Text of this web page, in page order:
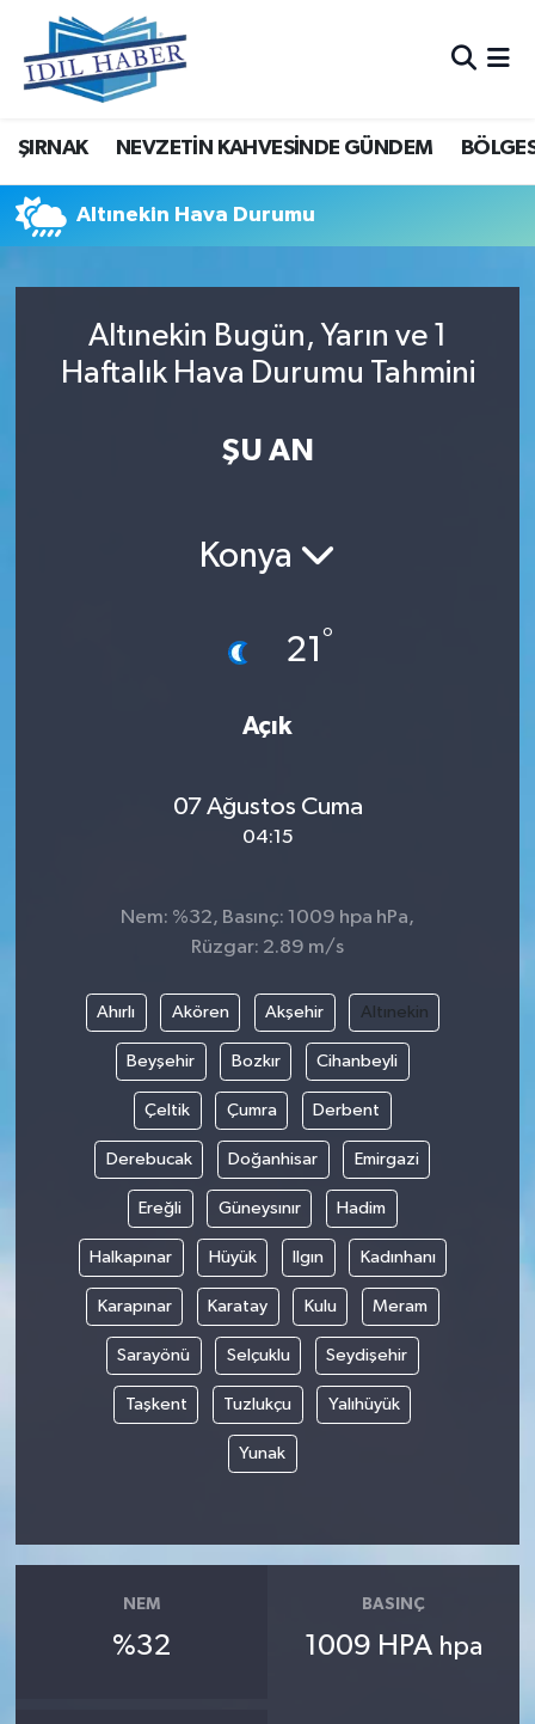
ŞIRNAK NEVZETİN KAHVESİNDE GÜNDEM
Altınekin Hava Durumu
Altınekin Bugün, Yarın ve 1
Haftalık Hava Durumu Tahmini
ŞU AN
Konya
21°
Açık
07 Ağustos Cuma
04:15
Nem: %32, Basınç: 1009 hpa hPa,
Rüzgar: 2.89 m/s
Ahırlı Akören Akşehir Altınekin
Beyşehir Bozkır Cihanbeyli
Çeltik Çumra Derbent
Derebucak Doğanhisar Emirgazi
Ereğli Güneysınır Hadim
Halkapınar Hüyük Ilgın Kadınhanı
Karapınar Karatay Kulu Meram
Sarayönü Selçuklu Seydişehir
Taşkent Tuzlukçu Yalıhüyük
Yunak
NEM
%32
BASINÇ
1009 HPA hpa
Nöbetçi Eczaneler
Hava Durumu
Trafik Durumu
Tüm Manşetler